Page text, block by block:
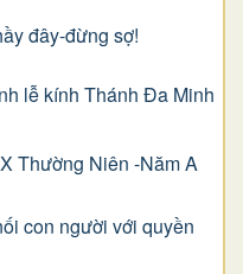
đây-đừng sợ!
lễ kính Thánh Đa Minh
Thường Niên -Năm A
con người với quyền